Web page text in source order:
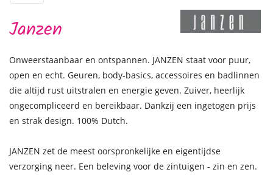
Janzen
Onweerstaanbaar en ontspannen. JANZEN staat voor puur,
open en echt. Geuren, body-basics, accessoires en badlinnen
die altijd rust uitstralen en energie geven. Zuiver, heerlijk
ongecompliceerd en bereikbaar. Dankzij een ingetogen prijs
en strak design. 100% Dutch.
JANZEN zet de meest oorspronkelijke en eigentijdse
verzorging neer. Een beleving voor de zintuigen - zin en zen.